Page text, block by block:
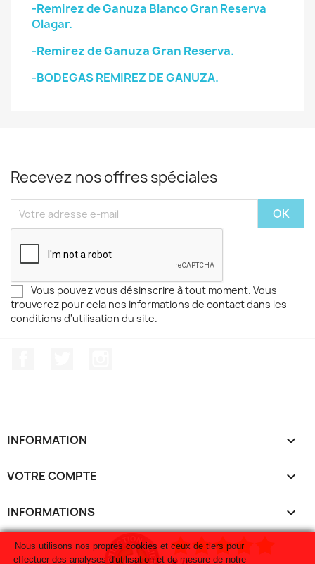
-Remirez de Ganuza Blanco Gran Reserva
Olagar.
-Remirez de Ganuza Gran Reserva.
-BODEGAS REMIREZ DE GANUZA.
Recevez nos offres spéciales
Vous pouvez vous désinscrire à tout moment. Vous
trouverez pour cela nos informations de contact dans les
conditions d'utilisation du site.
INFORMATION 
VOTRE COMPTE 
INFORMATIONS keyboard_arrow_down
Nous utilisons nos propres cookies et ceux de tiers pour
effectuer des analyses d'utilisation et de mesure de notre